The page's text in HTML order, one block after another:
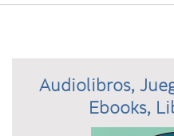
Audiolibros,
Ebooks,